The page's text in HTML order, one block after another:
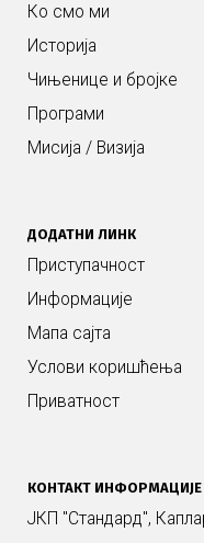
Ко смо ми
Историја
Чињенице и бројке
Програми
Мисија / Визија
ДОДАТНИ ЛИНК
Приступачност
Информације
Мапа сајта
Услови коришћења
Приватност
КОНТАКТ ИНФОРМАЦИЈЕ
ЈКП "Стандард",